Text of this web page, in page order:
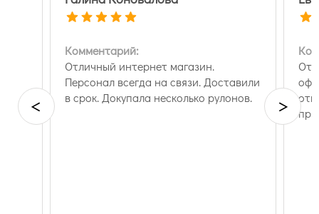
Комментарий:
Отличный интернет магазин.
Персонал всегда на связи. Доставили
в срок. Докупала несколько рулонов.
< >